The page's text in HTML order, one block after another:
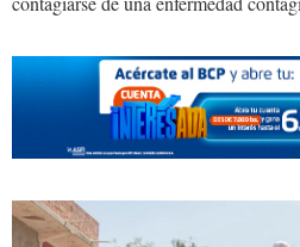
tarija.jpg